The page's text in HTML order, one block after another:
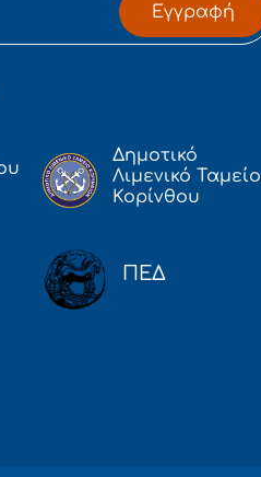
Εγγραφή
Δημοτικό
Λιμενικό Ταμείο
Κορίνθου
ΠΕΔ